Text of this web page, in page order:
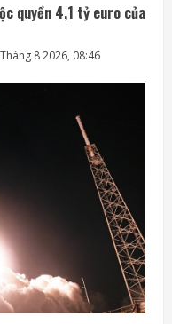
quyền 4,1 tỷ euro của
8 2026, 08:46